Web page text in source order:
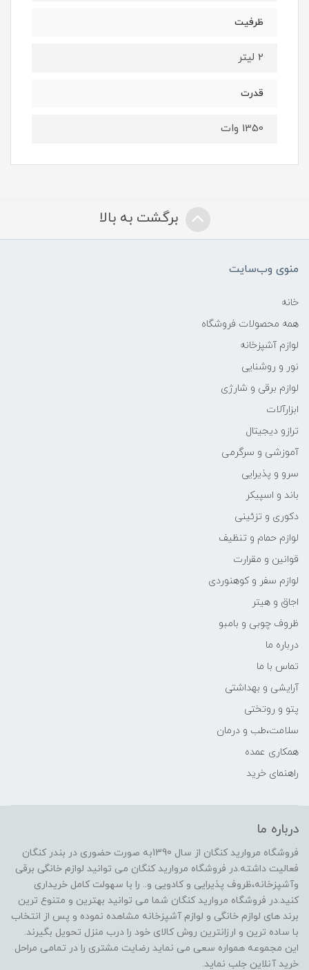
ظرفیت
2 لیتر
قدرت
1350 وات
برگشت به بالا
منوی وب‌سایت
خانه
همه محصولات فروشگاه
لوازم آشپزخانه
نور و روشنایی
لوازم برقی و شارژی
ابزارآلات
ترازو دیجیتال
آموزشی و سرگرمی
سرو و پذیرایی
باند و اسپیکر
دکوری و تزئینی
لوازم حمام و تنظیف
قوانین و مقرارت
لوازم سفر و کوهنوردی
اجاق و هیتر
ظروف چوبی و بامبو
درباره ما
تماس با ما
آرایشی و بهداشتی
پتو و روتختی
سلامت،طب و درمان
همکاری عمده
راهنمای خرید
درباره ما
فروشگاه مروارید کنگان از سال 1390به صورت حضوری در بندر کنگان
فعالیت داشته.در فروشگاه مروارید کنگان می توانید لوازم خانگی برقی
وآشپزخانه،ظروف پذیرایی و کادویی و.. را با سهولت کامل خریداری
کنید.در فروشگاه مروارید کنگان شما می توانید بهترین و متنوع ترین
برند های لوازم خانگی و لوازم آشپزخانه مشاهده نموده و پس از انتخاب
با ساده ترین و ارزانترین روش کالای خود را درب منزل تحویل بگیرند.
این مجموعه همواره سعی می نماید رضایت مشتری را در تمامی مراحل
خرید آنلاین جلب نماید.